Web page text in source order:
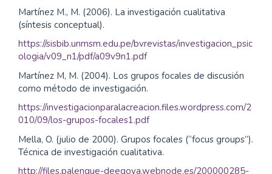
Martínez M., M. (2006). La investigación cualitativa
(síntesis conceptual).
https://sisbib.unmsm.edu.pe/bvrevistas/investigacion_psic
ologia/v09_n1/pdf/a09v9n1.pdf
Martínez M, M. (2004). Los grupos focales de discusión
como método de investigación.
https://investigacionparalacreacion.files.wordpress.com/2
010/09/los-grupos-focales1.pdf
Mella, O. (julio de 2000). Grupos focales (“focus groups”).
Técnica de investigación cualitativa.
http://files.palenque-deegoya.webnode.es/200000285-